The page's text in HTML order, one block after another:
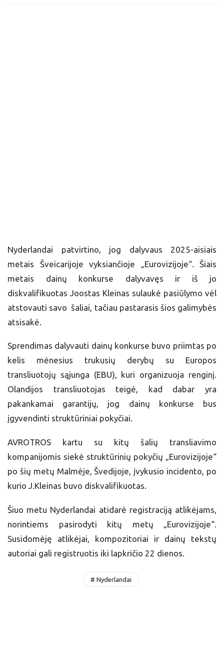
Nyderlandai patvirtino, jog dalyvaus 2025-aisiais
metais Šveicarijoje vyksiančioje „Eurovizijoje“. Šiais
metais dainų konkurse dalyvavęs ir iš jo
diskvalifikuotas Joostas Kleinas sulaukė pasiūlymo vėl
atstovauti savo šaliai, tačiau pastarasis šios galimybės
atsisakė.
Sprendimas dalyvauti dainų konkurse buvo priimtas po
kelis mėnesius trukusių derybų su Europos
transliuotojų sąjunga (EBU), kuri organizuoja renginį.
Olandijos transliuotojas teigė, kad dabar yra
pakankamai garantijų, jog dainų konkurse bus
įgyvendinti struktūriniai pokyčiai.
AVROTROS kartu su kitų šalių transliavimo
kompanijomis siekė struktūrinių pokyčių „Eurovizijoje“
po šių metų Malmėje, Švedijoje, įvykusio incidento, po
kurio J.Kleinas buvo diskvalifikuotas.
Šiuo metu Nyderlandai atidarė registraciją atlikėjams,
norintiems pasirodyti kitų metų „Eurovizijoje“.
Susidomėję atlikėjai, kompozitoriai ir dainų tekstų
autoriai gali registruotis iki lapkričio 22 dienos.
# Nyderlandai